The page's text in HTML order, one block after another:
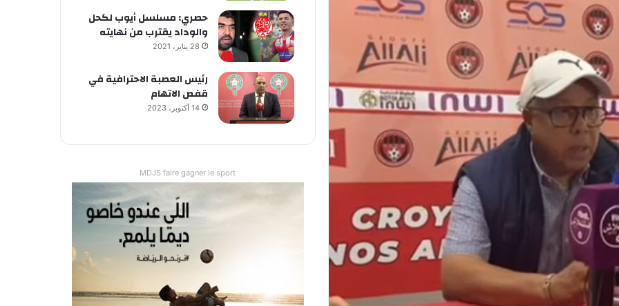
حصري: مسلسل أيوب لكحل
والوداد يقترب من نهايته
28 يناير، 2021
رئيس العصبة الاحترافية في
قفص الاتهام
14 أكتوبر، 2023
MDJS faire gagner le sport